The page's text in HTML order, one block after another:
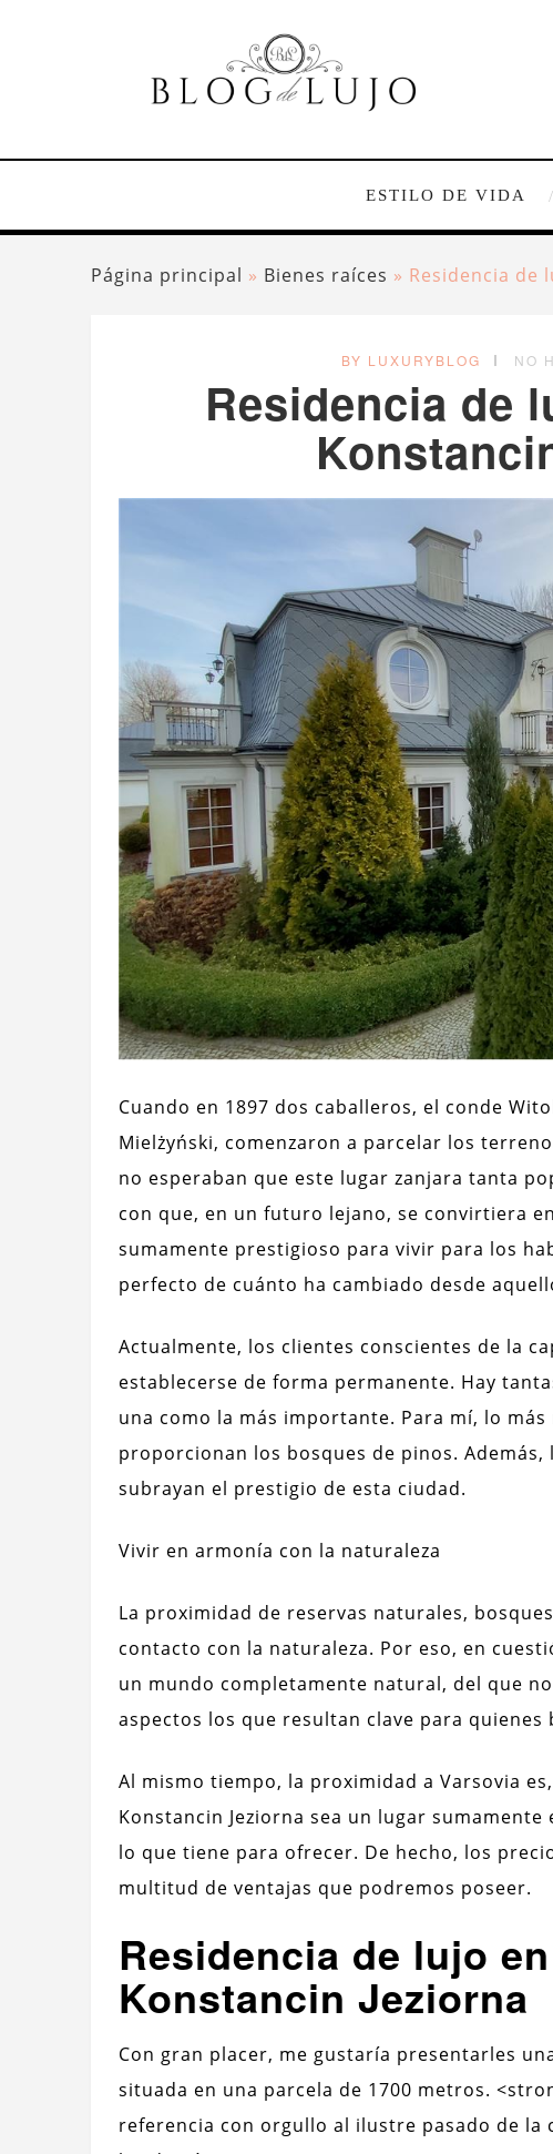
ESTILO DE VIDA
Página principal » Bienes raíces » Residencia de
BY LUXURYBLOG NO
Residencia de
Cuando en 1897 dos caballeros, el conde
Mielżyński, comenzaron a parcelar los
no esperaban que este lugar zanjara tanta
con que, en un futuro lejano, se convirtiera
sumamente prestigioso para vivir para los
perfecto de cuánto ha cambiado desde
Actualmente, los clientes conscientes de la
establecerse de forma permanente. Hay
una como la más importante. Para mí, lo
proporcionan los bosques de pinos.
subrayan el prestigio de esta ciudad.
Vivir en armonía con la naturaleza
La proximidad de reservas naturales,
contacto con la naturaleza. Por eso, en
un mundo completamente natural, del que
aspectos los que resultan clave para
Al mismo tiempo, la proximidad a Varsovia
Konstancin Jeziorna sea un lugar
lo que tiene para ofrecer. De hecho, los
multitud de ventajas que podremos poseer.
Residencia de lujo
Konstancin Jeziorna
Con gran placer, me gustaría presentarles
situada en una parcela de 1700 metros.
referencia con orgullo al ilustre pasado de la